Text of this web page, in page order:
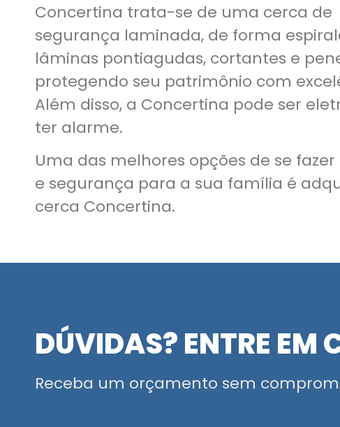
Concertina trata-se de uma cerca de
segurança laminada, de forma
lâminas pontiagudas, cortantes e
protegendo seu patrimônio com
Além disso, a Concertina pode ser
ter alarme.
Uma das melhores opções de se
e segurança para a sua família é
cerca Concertina.
DÚVIDAS? ENTRE EM
Receba um orçamento sem